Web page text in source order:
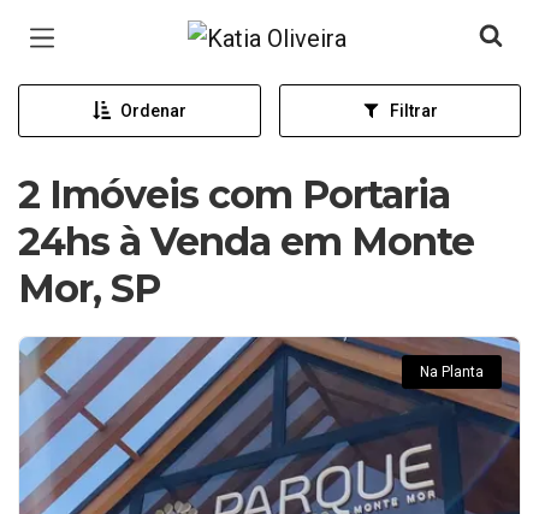
Página inicial
Ordenar Filtrar
2 Imóveis com Portaria
24hs à Venda em Monte
Mor, SP
Na Planta